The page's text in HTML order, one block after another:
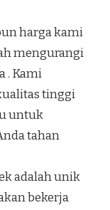
harga kami
mengurangi
. Kami
tinggi
untuk
tahan
adalah unik
bekerja